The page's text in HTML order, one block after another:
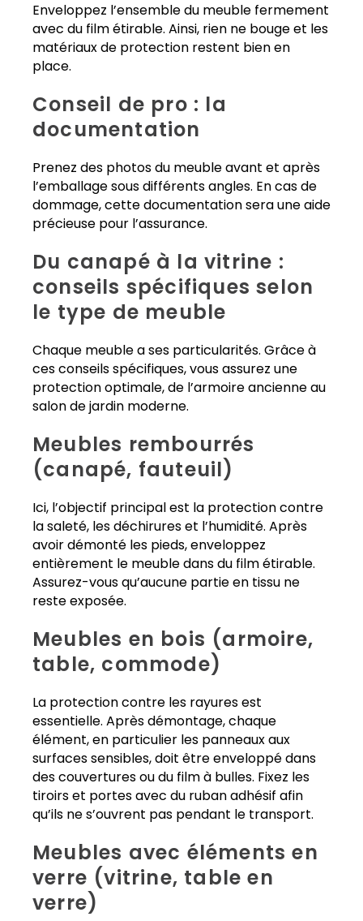
Enveloppez l’ensemble du meuble fermement
avec du film étirable. Ainsi, rien ne bouge et les
matériaux de protection restent bien en
place.
Conseil de pro : la
documentation
Prenez des photos du meuble avant et après
l’emballage sous différents angles. En cas de
dommage, cette documentation sera une aide
précieuse pour l’assurance.
Du canapé à la vitrine :
conseils spécifiques selon
le type de meuble
Chaque meuble a ses particularités. Grâce à
ces conseils spécifiques, vous assurez une
protection optimale, de l’armoire ancienne au
salon de jardin moderne.
Meubles rembourrés
(canapé, fauteuil)
Ici, l’objectif principal est la protection contre
la saleté, les déchirures et l’humidité. Après
avoir démonté les pieds, enveloppez
entièrement le meuble dans du film étirable.
Assurez-vous qu’aucune partie en tissu ne
reste exposée.
Meubles en bois (armoire,
table, commode)
La protection contre les rayures est
essentielle. Après démontage, chaque
élément, en particulier les panneaux aux
surfaces sensibles, doit être enveloppé dans
des couvertures ou du film à bulles. Fixez les
tiroirs et portes avec du ruban adhésif afin
qu’ils ne s’ouvrent pas pendant le transport.
Meubles avec éléments en
verre (vitrine, table en
verre)